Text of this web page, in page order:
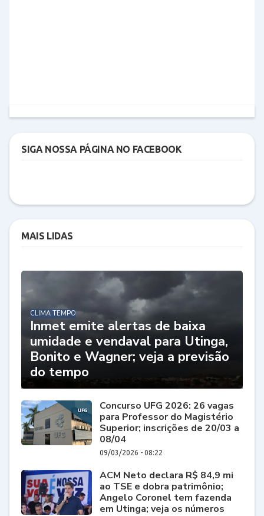
SIGA NOSSA PÁGINA NO FACEBOOK
MAIS LIDAS
CLIMA TEMPO
Inmet emite alertas de baixa
umidade e vendaval para Utinga,
Bonito e Wagner; veja a previsão
do tempo
Concurso UFG 2026: 26 vagas
para Professor do Magistério
Superior; inscrições de 20/03 a
08/04
09/03/2026 - 08:22
ACM Neto declara R$ 84,9 mi
ao TSE e dobra patrimônio;
Angelo Coronel tem fazenda
em Utinga; veja os números